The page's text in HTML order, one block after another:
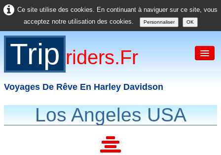
Ce site utilise des cookies. En continuant à naviguer sur ce site, vous
acceptez notre utilisation des cookies.
Personnaliser OK
Trip Riders.fr
Voyages De Rêve En Harley Davidson
Los Angeles USA